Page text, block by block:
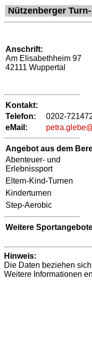
Nützenberger
Anschrift:
Am Elisabethheim 97
42111 Wuppertal
Kontakt:
Telefon:
0202-
eMail:
Angebot aus dem
Abenteuer- und
Erlebnissport
Eltern-Kind-Turnen
Kinderturnen
Step-Aerobic
Weitere
Hinweis:
Die Daten beziehen
Weitere Informationen